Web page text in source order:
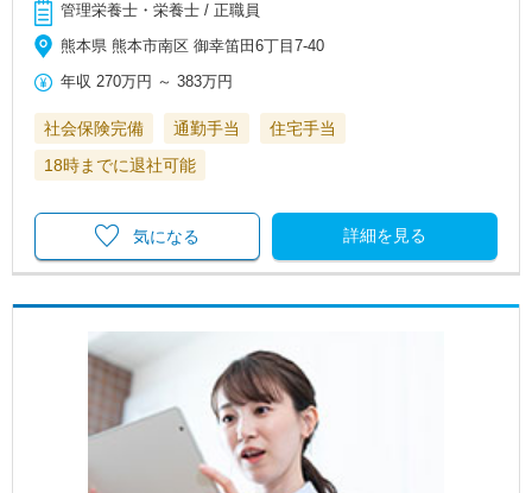
管理栄養士・栄養士 / 正職員
熊本県 熊本市南区 御幸笛田6丁目7-40
年収 270万円 ～383万円
社会保険完備 通勤手当
住宅手当
18時までに退社可能
詳細を見る
気になる